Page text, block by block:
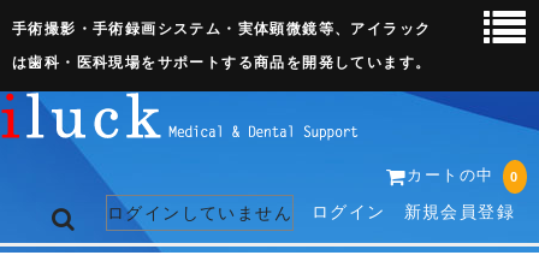
手術撮影・手術録画システム・実体顕微鏡等、アイラック
は歯科・医科現場をサポートする商品を開発しています。
カートの中 0
ログインしていません ログイン 新規会員登録